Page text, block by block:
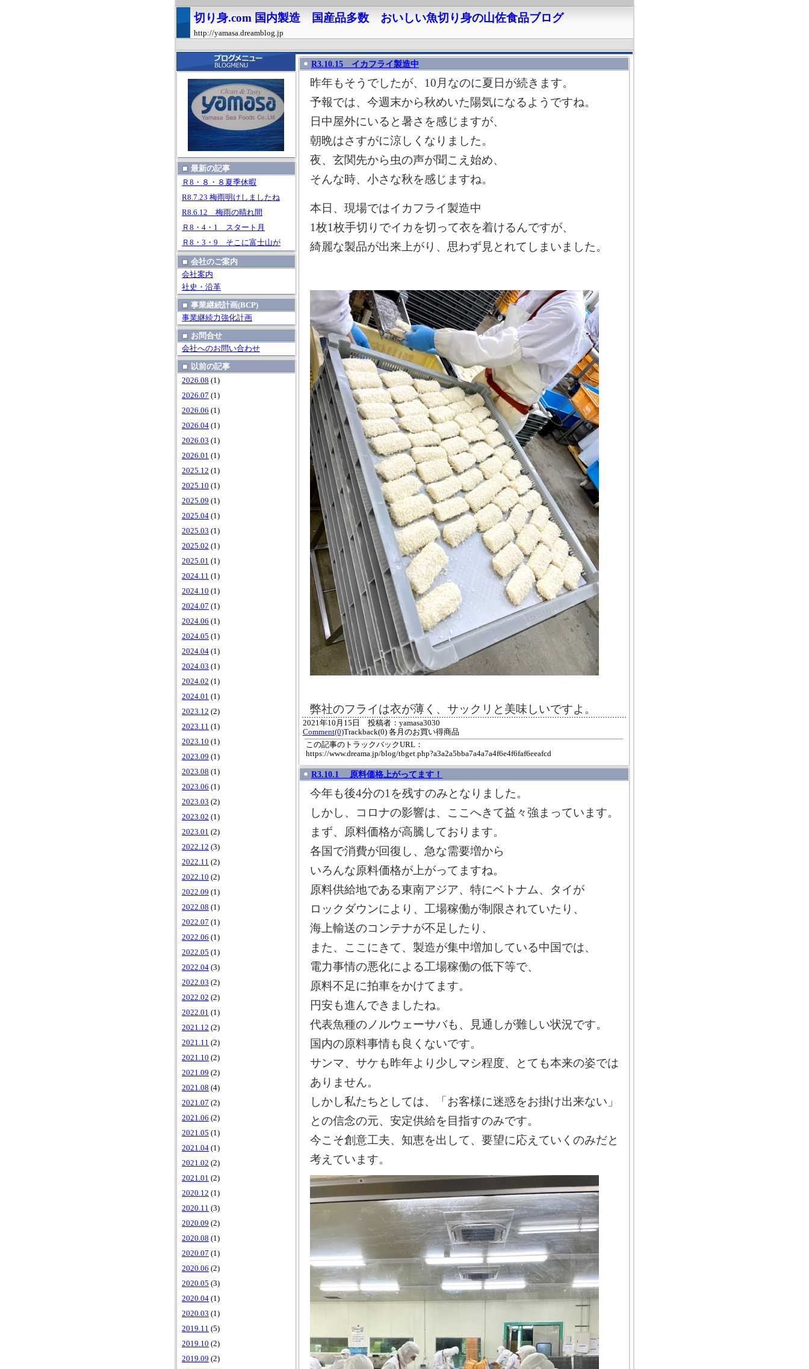
切り身.com 国内製造 国産品多数 おいしい魚切り身の山佐食品ブログ
http://yamasa.dreamblog.jp
最新の記事
Ｒ8・８・８夏季休暇
R8.7.23 梅雨明けしましたね
R8.6.12 梅雨の晴れ間
Ｒ8・4・1 スタート月
Ｒ8・3・9 そこに富士山が
会社のご案内
会社案内
社史・沿革
事業継続計画(BCP)
事業継続力強化計画
お問合せ
会社へのお問い合わせ
以前の記事
2026.08 (1)
2026.07 (1)
2026.06 (1)
2026.04 (1)
2026.03 (1)
2026.01 (1)
2025.12 (1)
2025.10 (1)
2025.09 (1)
2025.04 (1)
2025.03 (1)
2025.02 (1)
2025.01 (1)
2024.11 (1)
2024.10 (1)
2024.07 (1)
2024.06 (1)
2024.05 (1)
2024.04 (1)
2024.03 (1)
2024.02 (1)
2024.01 (1)
2023.12 (2)
2023.11 (1)
2023.10 (1)
2023.09 (1)
2023.08 (1)
2023.06 (1)
2023.03 (2)
2023.02 (1)
2023.01 (2)
2022.12 (3)
2022.11 (2)
2022.10 (2)
2022.09 (1)
2022.08 (1)
2022.07 (1)
2022.06 (1)
2022.05 (1)
2022.04 (3)
2022.03 (2)
2022.02 (2)
2022.01 (1)
2021.12 (2)
2021.11 (2)
2021.10 (2)
2021.09 (2)
2021.08 (4)
2021.07 (2)
2021.06 (2)
2021.05 (1)
2021.04 (1)
2021.02 (2)
2021.01 (2)
2020.12 (1)
2020.11 (3)
2020.09 (2)
2020.08 (1)
2020.07 (1)
2020.06 (2)
2020.05 (3)
2020.04 (1)
2020.03 (1)
2019.11 (5)
2019.10 (2)
2019.09 (2)
R3.10.15 イカフライ製造中
昨年もそうでしたが、10月なのに夏日が続きます。
予報では、今週末から秋めいた陽気になるようですね。
日中屋外にいると暑さを感じますが、
朝晩はさすがに涼しくなりました。
夜、玄関先から虫の声が聞こえ始め、
そんな時、小さな秋を感じますね。
本日、現場ではイカフライ製造中
1枚1枚手切りでイカを切って衣を着けるんですが、
綺麗な製品が出来上がり、思わず見とれてしまいました。
弊社のフライは衣が薄く、サックリと美味しいですよ。
2021年10月15日 投稿者：yamasa3030
Comment(0)Trackback(0) 各月のお買い得商品
この記事のトラックバックURL：
https://www.dreama.jp/blog/tbget.php?a3a2a5bba7a4a7a4f6e4f6faf6eeafcd
R3.10.1 原料価格上がってます！
今年も後4分の1を残すのみとなりました。
しかし、コロナの影響は、ここへきて益々強まっています。
まず、原料価格が高騰しております。
各国で消費が回復し、急な需要増から
いろんな原料価格が上がってますね。
原料供給地である東南アジア、特にベトナム、タイが
ロックダウンにより、工場稼働が制限されていたり、
海上輸送のコンテナが不足したり、
また、ここにきて、製造が集中増加している中国では、
電力事情の悪化による工場稼働の低下等で、
原料不足に拍車をかけてます。
円安も進んできましたね。
代表魚種のノルウェーサバも、見通しが難しい状況です。
国内の原料事情も良くないです。
サンマ、サケも昨年より少しマシ程度、とても本来の姿では
ありません。
しかし私たちとしては、「お客様に迷惑をお掛け出来ない」
との信念の元、安定供給を目指すのみです。
今こそ創意工夫、知恵を出して、要望に応えていくのみだと
考えています。